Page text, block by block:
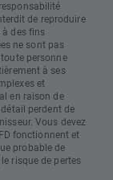
de reproduire
des fins
ne sont pas
personne
à ses
et
en raison de
perdent de
Vous devez
fonctionnent et
probable de
risque de pertes